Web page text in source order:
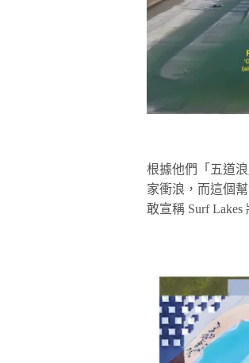
根據他們「五道
家衝浪，而這個
敢宣稱 Surf